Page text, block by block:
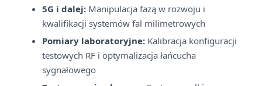
5G i dalej: Manipulacja fazą w rozwoju i
kwalifikacji systemów fal milimetrowych
Pomiary laboratoryjne: Kalibracja konfiguracji
testowych RF i optymalizacja łańcucha
sygnałowego